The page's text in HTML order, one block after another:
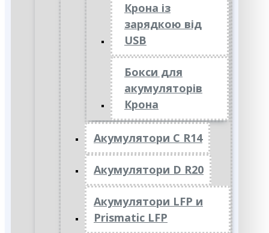
Крона із
зарядкою від
USB
Бокси для
акумуляторів
Крона
Акумулятори C R14
Акумулятори D R20
Акумулятори LFP и
Prismatic LFP